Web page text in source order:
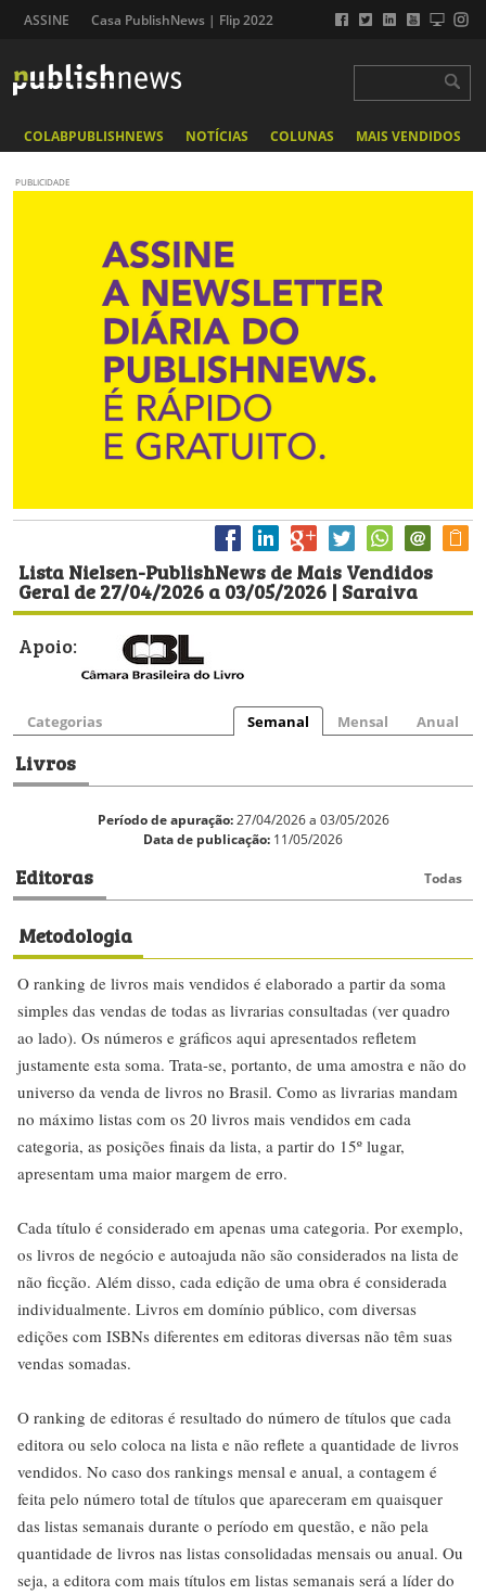
ASSINE Casa PublishNews | Flip 2022
COLABPUBLISHNEWS NOTÍCIAS COLUNAS MAIS VENDIDOS
PUBLICIDADE
Lista Nielsen-PublishNews de Mais Vendidos
Geral de 27/04/2026 a 03/05/2026 | Saraiva
Apoio:
Categorias Semanal Mensal Anual
Livros
Período de apuração:27/04/2026 a 03/05/2026
Data de publicação: 11/05/2026
Editoras Todas
Metodologia
O ranking de livros mais vendidos é elaborado a partir da soma
simples das vendas de todas as livrarias consultadas (ver quadro
ao lado). Os números e gráficos aqui apresentados refletem
justamente esta soma. Trata-se, portanto, de uma amostra e não do
universo da venda de livros no Brasil. Como as livrarias mandam
no máximo listas com os 20 livros mais vendidos em cada
categoria, as posições finais da lista, a partir do 15º lugar,
apresentam uma maior margem de erro.
Cada título é considerado em apenas uma categoria. Por exemplo,
os livros de negócio e autoajuda não são considerados na lista de
não ficção. Além disso, cada edição de uma obra é considerada
individualmente. Livros em domínio público, com diversas
edições com ISBNs diferentes em editoras diversas não têm suas
vendas somadas.
O ranking de editoras é resultado do número de títulos que cada
editora ou selo coloca na lista e não reflete a quantidade de livros
vendidos. No caso dos rankings mensal e anual, a contagem é
feita pelo número total de títulos que apareceram em quaisquer
das listas semanais durante o período em questão, e não pela
quantidade de livros nas listas consolidadas mensais ou anual. Ou
seja, a editora com mais títulos em listas semanais será a líder do